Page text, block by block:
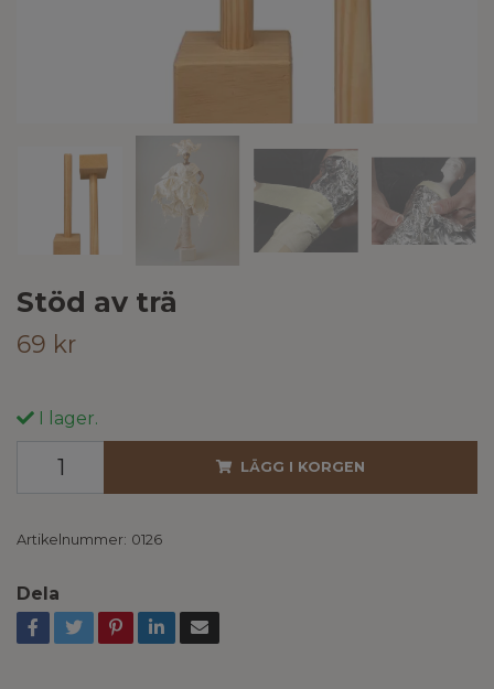
Stöd av trä
69 kr
I lager.
LÄGG I KORGEN
Artikelnummer: 0126
Dela